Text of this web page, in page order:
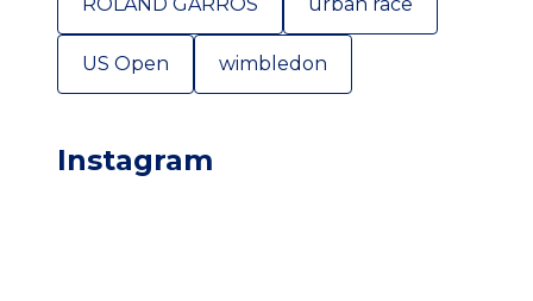
US Open wimbledon
Instagram